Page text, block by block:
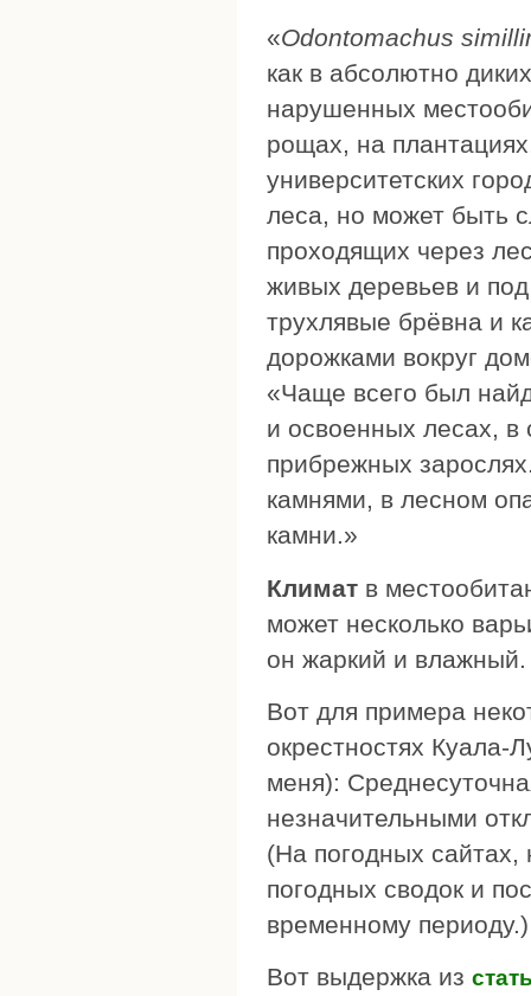
«Odontomachus
как в абсолютно
нарушенных
рощах, на
университетских
леса, но может быть
проходящих через
живых деревьев и
трухлявые брёвна и
дорожками вокруг
«Чаще всего был
и освоенных лесах, в
прибрежных
камнями, в лесном
камни.»
Климат в
может несколько
он жаркий и влажный.
Вот для примера
окрестностях
меня):
незначительными
(На погодных
погодных сводок и
временному периоду.)
Вот выдержка из